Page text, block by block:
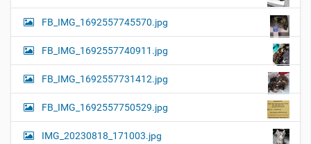
FB_IMG_1692557745570.jpg
FB_IMG_1692557740911.jpg
FB_IMG_1692557731412.jpg
FB_IMG_1692557750529.jpg
IMG_20230818_171003.jpg